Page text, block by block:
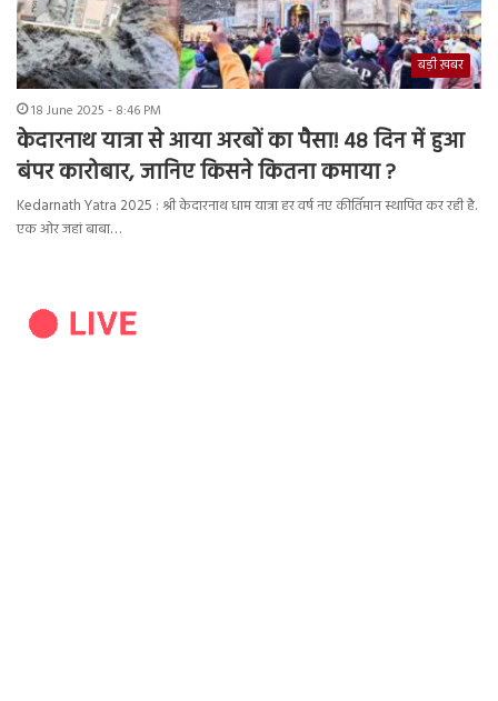
बड़ी ख़बर
18 June 2025 - 8:46 PM
केदारनाथ यात्रा से आया अरबों का पैसा! 48 दिन में हुआ
बंपर कारोबार, जानिए किसने कितना कमाया ?
Kedarnath Yatra 2025 : श्री केदारनाथ धाम यात्रा हर वर्ष नए कीर्तिमान स्थापित कर रही है.
एक ओर जहां बाबा…